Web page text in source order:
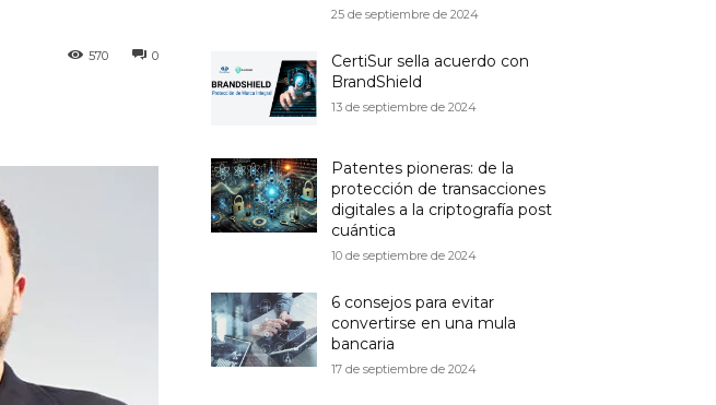
0
570
25 de septiembre de 2024
CertiSur sella acuerdo con
BrandShield
13 de septiembre de 2024
Patentes pioneras: de la
protección de transacciones
digitales a la criptografía post
cuántica
10 de septiembre de 2024
6 consejos para evitar
convertirse en una mula
bancaria
17 de septiembre de 2024